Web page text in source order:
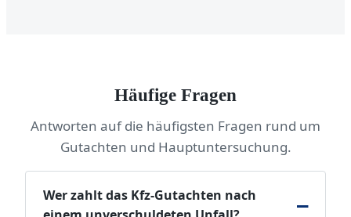
Häufige Fragen
Antworten auf die häufigsten Fragen rund um
Gutachten und Hauptuntersuchung.
Wer zahlt das Kfz-Gutachten nach